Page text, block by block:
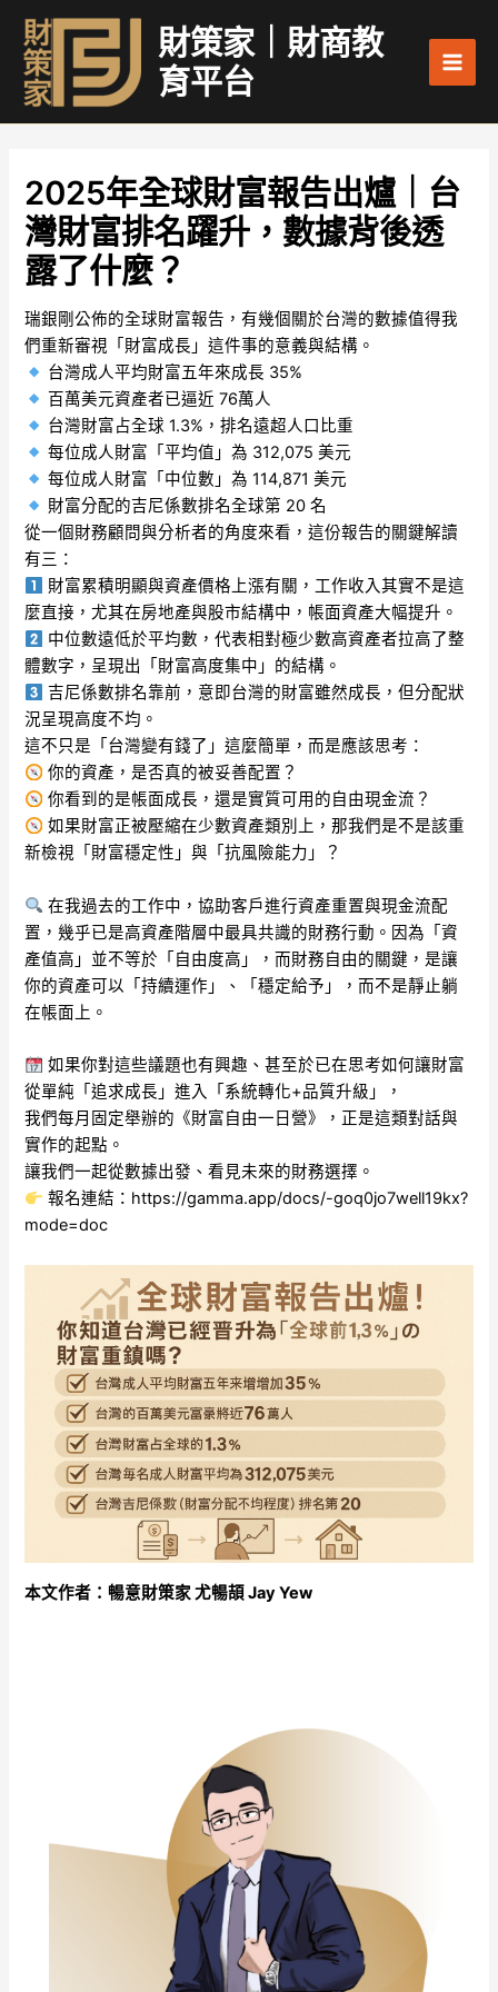
內
財策家｜財商教
育平台
2025年全球財富報告出爐｜台
灣財富排名躍升，數據背後透
露了什麼？
瑞銀剛公佈的全球財富報告，有幾個關於台灣的數據值得我
們重新審視「財富成長」這件事的意義與結構。
台灣成人平均財富五年來成長 35%
百萬美元資產者已逼近 76萬人
台灣財富占全球 1.3%，排名遠超人口比重
每位成人財富「平均值」為 312,075 美元
每位成人財富「中位數」為 114,871 美元
財富分配的吉尼係數排名全球第 20 名
從一個財務顧問與分析者的角度來看，這份報告的關鍵解讀
有三：
財富累積明顯與資產價格上漲有關，工作收入其實不是這
麼直接，尤其在房地產與股市結構中，帳面資產大幅提升。
中位數遠低於平均數，代表相對極少數高資產者拉高了整
體數字，呈現出「財富高度集中」的結構。
吉尼係數排名靠前，意即台灣的財富雖然成長，但分配狀
況呈現高度不均。
這不只是「台灣變有錢了」這麼簡單，而是應該思考：
你的資產，是否真的被妥善配置？
你看到的是帳面成長，還是實質可用的自由現金流？
如果財富正被壓縮在少數資產類別上，那我們是不是該重
新檢視「財富穩定性」與「抗風險能力」？
在我過去的工作中，協助客戶進行資產重置與現金流配
置，幾乎已是高資產階層中最具共識的財務行動。因為「資
產值高」並不等於「自由度高」，而財務自由的關鍵，是讓
你的資產可以「持續運作」、「穩定給予」，而不是靜止躺
在帳面上。
如果你對這些議題也有興趣、甚至於已在思考如何讓財富
從單純「追求成長」進入「系統轉化+品質升級」，
我們每月固定舉辦的《財富自由一日營》，正是這類對話與
實作的起點。
讓我們一起從數據出發、看見未來的財務選擇。
報名連結：https://gamma.app/docs/-goq0jo7well19kx?
mode=doc
本文作者：暢意財策家 尤暢頡 Jay Yew